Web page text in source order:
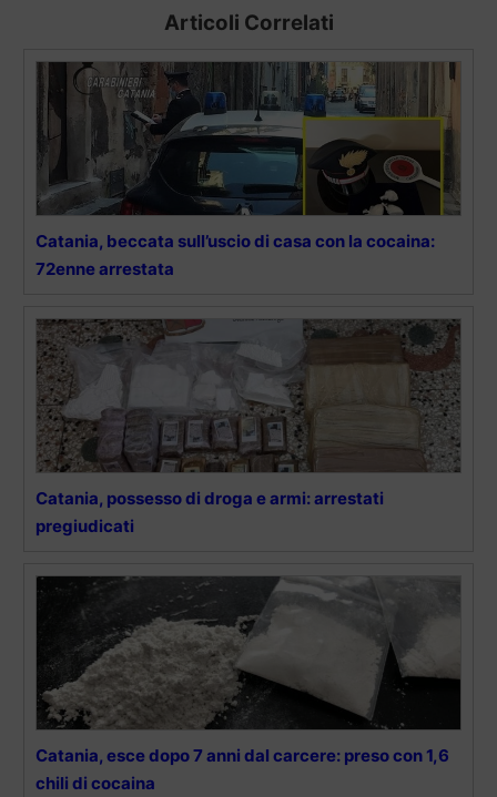
Articoli Correlati
Catania, beccata sull’uscio di casa con la cocaina:
72enne arrestata
Catania, possesso di droga e armi: arrestati
pregiudicati
Catania, esce dopo 7 anni dal carcere: preso con 1,6
chili di cocaina